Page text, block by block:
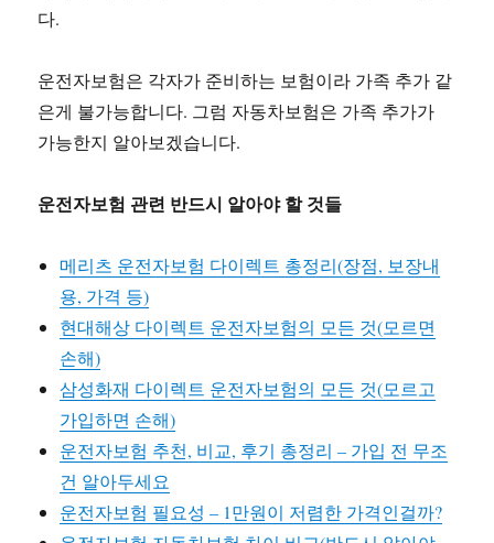
다.
운전자보험은 각자가 준비하는 보험이라 가족 추가 같
은게 불가능합니다. 그럼 자동차보험은 가족 추가가
가능한지 알아보겠습니다.
운전자보험 관련 반드시 알아야 할 것들
메리츠 운전자보험 다이렉트 총정리(장점, 보장내
용, 가격 등)
현대해상 다이렉트 운전자보험의 모든 것(모르면
손해)
삼성화재 다이렉트 운전자보험의 모든 것(모르고
가입하면 손해)
운전자보험 추천, 비교, 후기 총정리 – 가입 전 무조
건 알아두세요
운전자보험 필요성 – 1만원이 저렴한 가격인걸까?